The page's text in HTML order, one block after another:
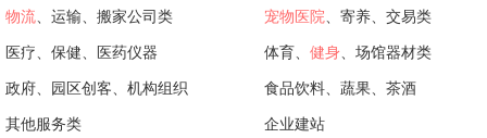
物流 、运输、搬家公司类 宠物医院 、寄养、交易类
医疗、保健、医药仪器 体育、 健身 、场馆器材类
政府、园区创客、机构组织 食品饮料、蔬果、茶酒
其他服务类 企业建站